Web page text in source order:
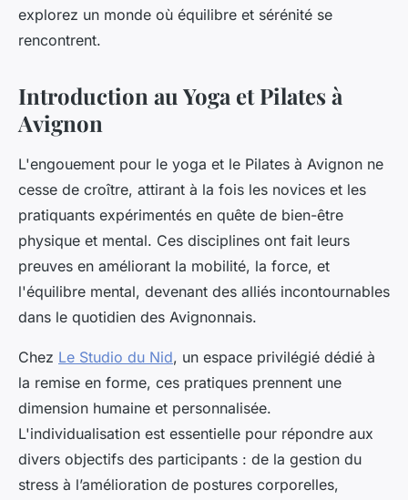
explorez un monde où équilibre et sérénité se
rencontrent.
Introduction au Yoga et Pilates à
Avignon
L'engouement pour le yoga et le Pilates à Avignon ne
cesse de croître, attirant à la fois les novices et les
pratiquants expérimentés en quête de bien-être
physique et mental. Ces disciplines ont fait leurs
preuves en améliorant la mobilité, la force, et
l'équilibre mental, devenant des alliés incontournables
dans le quotidien des Avignonnais.
Chez Le Studio du Nid, un espace privilégié dédié à
la remise en forme, ces pratiques prennent une
dimension humaine et personnalisée.
L'individualisation est essentielle pour répondre aux
divers objectifs des participants : de la gestion du
stress à l’amélioration de postures corporelles,